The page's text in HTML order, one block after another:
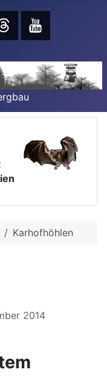
Karhofhöhlen
2014